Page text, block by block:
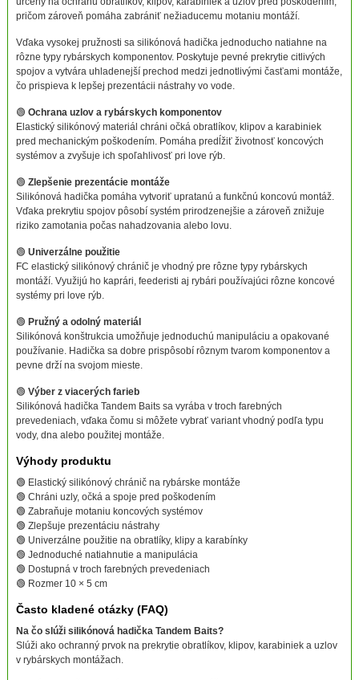
pričom zároveň pomáha zabrániť nežiaducemu motaniu montáží.
Vďaka vysokej pružnosti sa silikónová hadička jednoducho natiahne na
rôzne typy rybárskych komponentov. Poskytuje pevné prekrytie citlivých
spojov a vytvára uhladenejší prechod medzi jednotlivými časťami montáže,
čo prispieva k lepšej prezentácii nástrahy vo vode.
🟢 Ochrana uzlov a rybárskych komponentov
Elastický silikónový materiál chráni očká obratlíkov, klipov a karabiniek
pred mechanickým poškodením. Pomáha predĺžiť životnosť koncových
systémov a zvyšuje ich spoľahlivosť pri love rýb.
🟢 Zlepšenie prezentácie montáže
Silikónová hadička pomáha vytvoriť upratanú a funkčnú koncovú montáž.
Vďaka prekrytiu spojov pôsobí systém prirodzenejšie a zároveň znižuje
riziko zamotania počas nahadzovania alebo lovu.
🟢 Univerzálne použitie
FC elastický silikónový chránič je vhodný pre rôzne typy rybárskych
montáží. Využijú ho kaprári, feederisti aj rybári používajúci rôzne koncové
systémy pri love rýb.
🟢 Pružný a odolný materiál
Silikónová konštrukcia umožňuje jednoduchú manipuláciu a opakované
používanie. Hadička sa dobre prispôsobí rôznym tvarom komponentov a
pevne drží na svojom mieste.
🟢 Výber z viacerých farieb
Silikónová hadička Tandem Baits sa vyrába v troch farebných
prevedeniach, vďaka čomu si môžete vybrať variant vhodný podľa typu
vody, dna alebo použitej montáže.
Výhody produktu
🟢 Elastický silikónový chránič na rybárske montáže
🟢 Chráni uzly, očká a spoje pred poškodením
🟢 Zabraňuje motaniu koncových systémov
🟢 Zlepšuje prezentáciu nástrahy
🟢 Univerzálne použitie na obratlíky, klipy a karabínky
🟢 Jednoduché natiahnutie a manipulácia
🟢 Dostupná v troch farebných prevedeniach
🟢 Rozmer 10 × 5 cm
Často kladené otázky (FAQ)
Na čo slúži silikónová hadička Tandem Baits?
Slúži ako ochranný prvok na prekrytie obratlíkov, klipov, karabiniek a uzlov
v rybárskych montážach.